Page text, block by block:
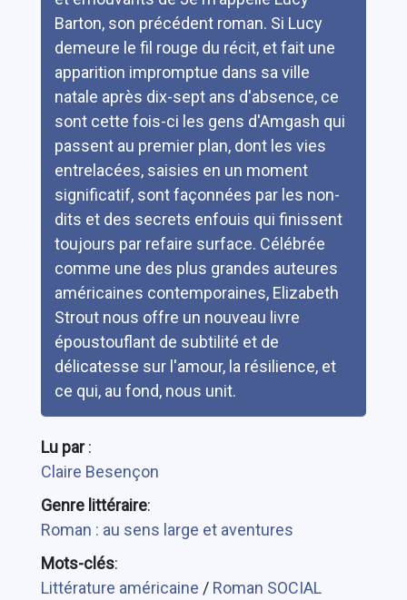
Barton, son précédent roman. Si Lucy
demeure le fil rouge du récit, et fait une
apparition impromptue dans sa ville
natale après dix-sept ans d'absence, ce
sont cette fois-ci les gens d'Amgash qui
passent au premier plan, dont les vies
entrelacées, saisies en un moment
significatif, sont façonnées par les non-
dits et des secrets enfouis qui finissent
toujours par refaire surface. Célébrée
comme une des plus grandes auteures
américaines contemporaines, Elizabeth
Strout nous offre un nouveau livre
époustouflant de subtilité et de
délicatesse sur l'amour, la résilience, et
ce qui, au fond, nous unit.
Lu par:
Claire Besençon
Genre littéraire:
Roman : au sens large et aventures
Mots-clés:
Littérature américaine / Roman SOCIAL